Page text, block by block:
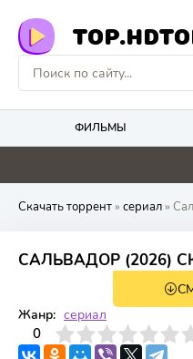
ФИЛЬМЫ
4.1 4.8
Скачать торрент» сериал»
САЛЬВАДОР (2026)
1 сезон 8
Жанр: сериал
0
4 6 7 8 9 10